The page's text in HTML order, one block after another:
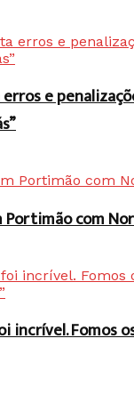
e
com
incrível. Fomos